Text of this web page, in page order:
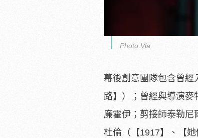
Photo Via
幕後創意團隊包含曾經
路】）；曾經與導演麥
廉霍伊； 剪接師泰勒尼
杜倫（【1917】
、【